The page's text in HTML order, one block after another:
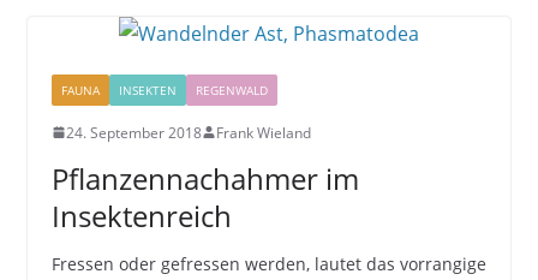
FAUNA INSEKTEN REGENWALD
24. September 2018 Frank Wieland
Pflanzennachahmer im
Insektenreich
Fressen oder gefressen werden, lautet das vorrangige